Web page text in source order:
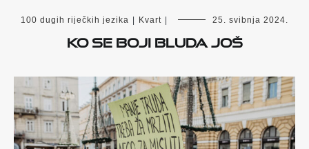
100 dugih riječkih jezika Kvart 25. svibnja 2024.
KO SE BOJI BLUDA JOŠ